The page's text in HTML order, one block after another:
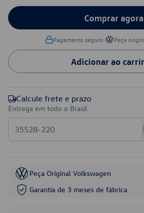
Comprar agora
Pagamento seguro• Peça
Adicionar ao
Calcule frete e prazo
Entrega em todo o Brasil
Peça Original Volkswagen
Garantia de 3 meses de fábrica